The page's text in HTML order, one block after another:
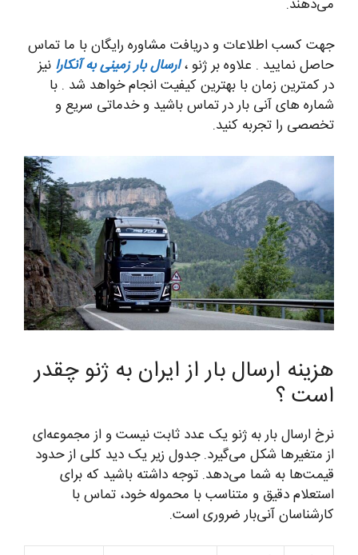
می‌دهند.
جهت کسب اطلاعات و دریافت مشاوره رایگان با ما تماس
حاصل نمایید . علاوه بر ژنو ،ارسال بار زمینی به آنکارا نیز
در کمترین زمان با بهترین کیفیت انجام خواهد شد . با
شماره های آنی بار در تماس باشید و خدماتی سریع و
تخصصی را تجربه کنید.
هزینه ارسال بار از ایران به ژنو چقدر
است ؟
نرخ ارسال بار به ژنو یک عدد ثابت نیست و از مجموعه‌ای
از متغیرها شکل می‌گیرد. جدول زیر یک دید کلی از حدود
قیمت‌ها به شما می‌دهد. توجه داشته باشید که برای
استعلام دقیق و متناسب با محموله خود، تماس با
کارشناسان آنی‌بار ضروری است.